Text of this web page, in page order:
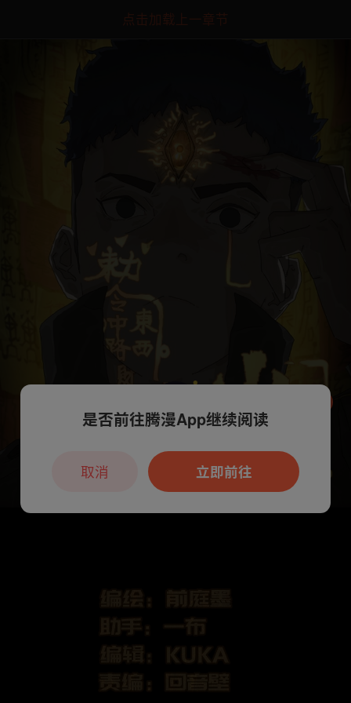
点击加载上一章节
本章节仅支持App阅读，可打开App新用
户7天免费看
是否前往腾漫App继续阅读
立即前往
取消